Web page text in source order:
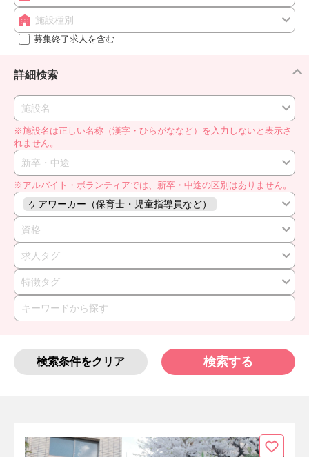
施設種別
募集終了求人を含む
詳細検索
施設名
※施設名は正しい名称（漢字・ひらがななど）を入力しないと表示さ
れません。
新卒・中途
※アルバイト・ボランティアでは、新卒・中途の区別はありません。
ケアワーカー（保育士・児童指導員など）
資格
求人タグ
特徴タグ
検索条件をクリア 検索する